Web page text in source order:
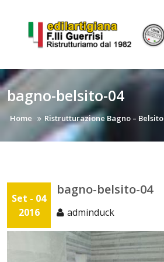
content
bagno-belsito-04
Home Ristrutturazione Bagno – Belsito
Set - 04
2016
bagno-belsito-04
adminduck